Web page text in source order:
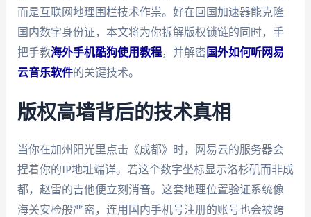
而是互联网地理围栏技术作祟。好在回国加速器能克隆
国内数字身份证，本文将为你拆解版权锁链的同时，手
把手教海外手机酷狗使用教程，并解密 国外如何听网易
云音乐软件的关键技术。
版权高墙背后的技术真相
当你在加州阳光里点击《成都》时，网易云的服务器会
捏着你的IP地址端详。若这个数字坐标显示洛杉矶而非成
都，赵雷的吉他便立刻消音。这套地理位置验证系统像
海关安检般严密，连用国内手机号注册的账号也会被跨